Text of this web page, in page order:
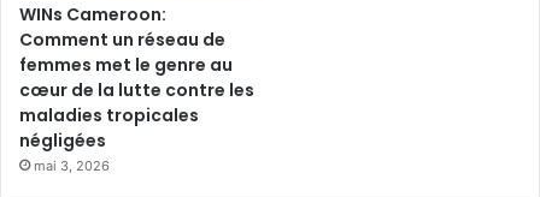
WINs Cameroon:
Comment un réseau de
femmes met le genre au
cœur de la lutte contre les
maladies tropicales
négligées
mai 3, 2026